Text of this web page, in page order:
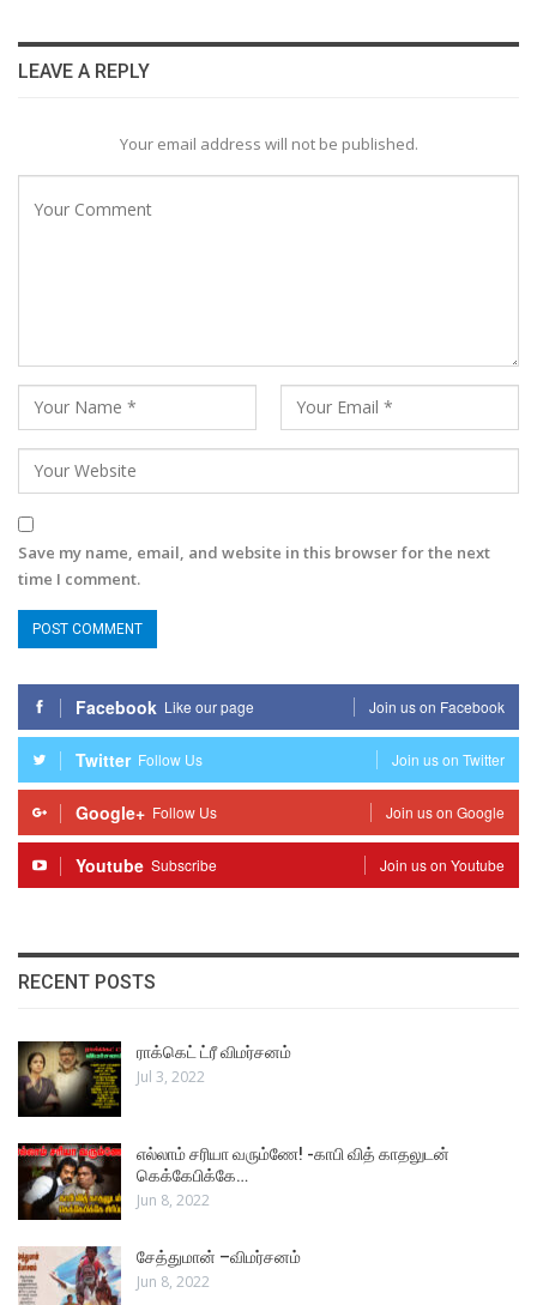
LEAVE A REPLY
Your email address will not be published.
Save my name, email, and website in this browser for the next
time I comment.
Facebook Like our page Join us on Facebook
Twitter Follow Us Join us on Twitter
Google+ Follow Us Join us on Google
Youtube Subscribe Join us on Youtube
RECENT POSTS
ராக்கெட் ட்ரீ விமர்சனம்
Jul 3, 2022
எல்லாம் சரியா வரும்ணே! -காபி வித் காதலுடன்
கெக்கேபிக்கே…
Jun 8, 2022
சேத்துமான் –விமர்சனம்
Jun 8, 2022